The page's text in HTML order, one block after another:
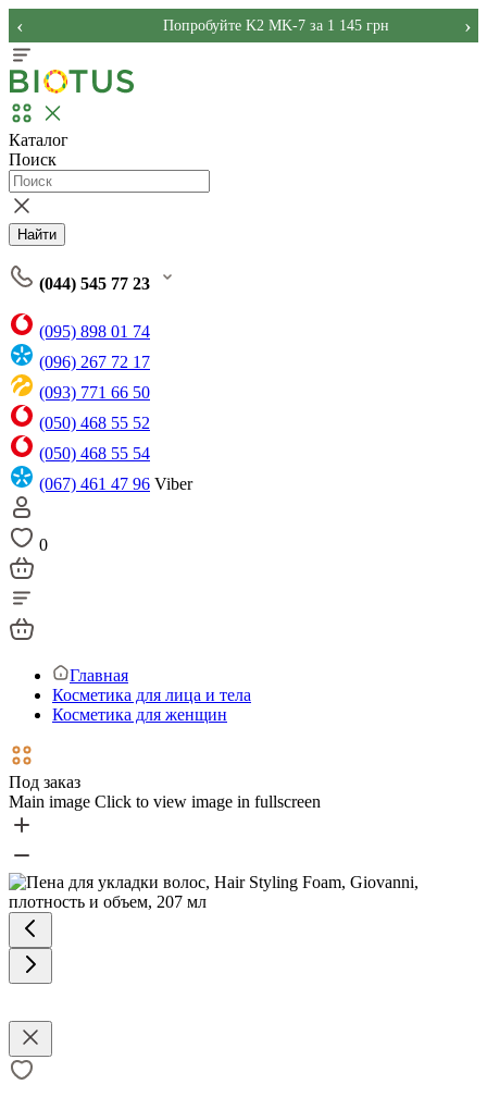
Попробуйте K2 MK-7 за 1 145 грн
‹ ›
Каталог
Поиск
Найти
(044) 545 77 23
(095) 898 01 74
(096) 267 72 17
(093) 771 66 50
(050) 468 55 52
(050) 468 55 54
(067) 461 47 96 Viber
0
Главная
Косметика для лица и тела
Косметика для женщин
Под заказ
Main image Click to view image in fullscreen